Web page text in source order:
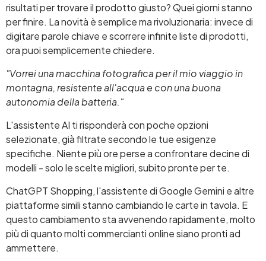
risultati per trovare il prodotto giusto? Quei giorni stanno
per finire. La novità è semplice ma rivoluzionaria: invece di
digitare parole chiave e scorrere infinite liste di prodotti,
ora puoi semplicemente chiedere.
"Vorrei una macchina fotografica per il mio viaggio in
montagna, resistente all'acqua e con una buona
autonomia della batteria."
L'assistente AI ti risponderà con poche opzioni
selezionate, già filtrate secondo le tue esigenze
specifiche. Niente più ore perse a confrontare decine di
modelli - solo le scelte migliori, subito pronte per te.
ChatGPT Shopping, l'assistente di Google Gemini e altre
piattaforme simili stanno cambiando le carte in tavola. E
questo cambiamento sta avvenendo rapidamente, molto
più di quanto molti commercianti online siano pronti ad
ammettere.